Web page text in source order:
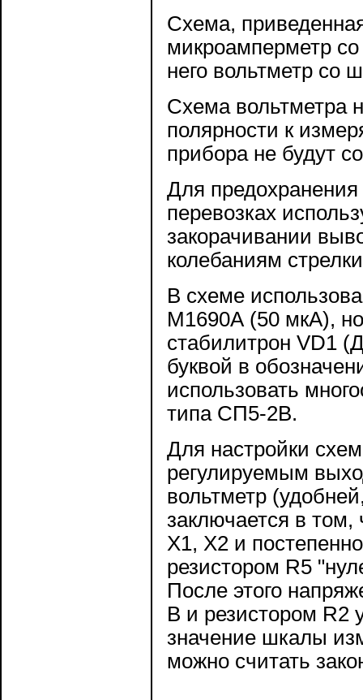
Схема,
микроамперметр
него вольтметр со
Схема вольтметра
полярности к
прибора не будут
Для
перевозках
закорачивании
колебаниям
В схеме
М1690А (50 мкА),
стабилитрон VD1
буквой в
использовать
типа СП5-2В.
Для настройки
регулируемым
вольтметр
заключается в
Х1, Х2 и
резистором R5
После этого
В и резистором R2
значение шкалы
можно считать